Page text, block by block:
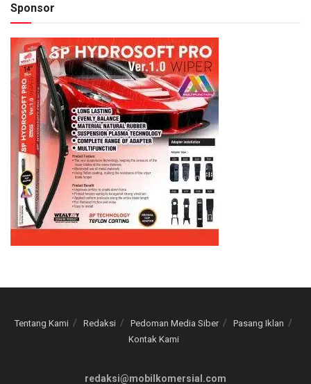
Sponsor
Tentang Kami Redaksi Pedoman Media Siber
Pasang Iklan
Kontak Kami
redaksi@mobilkomersial.com